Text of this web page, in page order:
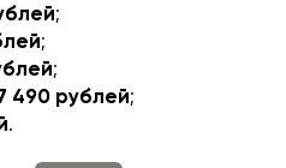
;
;
;
490 рублей;
.